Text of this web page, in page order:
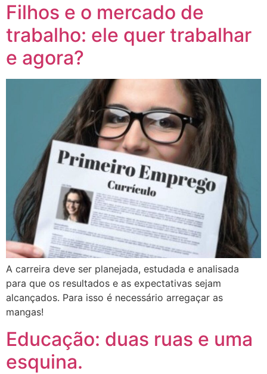
Filhos e o mercado de
trabalho: ele quer trabalhar
e agora?
A carreira deve ser planejada, estudada e analisada
para que os resultados e as expectativas sejam
alcançados. Para isso é necessário arregaçar as
mangas!
Educação: duas ruas e uma
esquina.